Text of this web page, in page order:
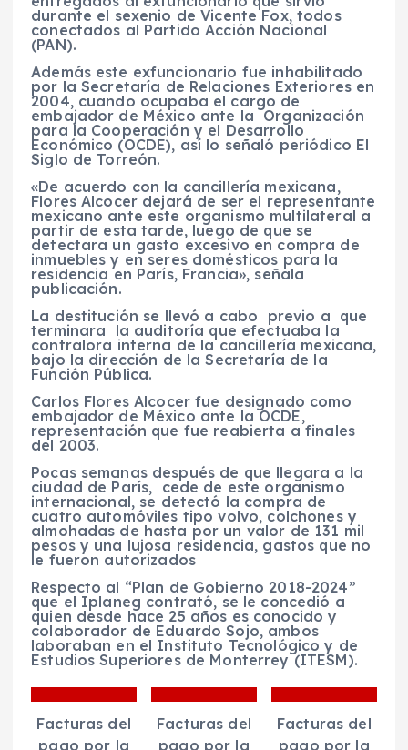
durante el sexenio de Vicente Fox, todos
conectados al Partido Acción Nacional
(PAN).
Además este exfuncionario fue inhabilitado
por la Secretaría de Relaciones Exteriores en
2004, cuando ocupaba el cargo de
embajador de México ante la Organización
para la Cooperación y el Desarrollo
Económico (OCDE), así lo señaló periódico El
Siglo de Torreón.
«De acuerdo con la cancillería mexicana,
Flores Alcocer dejará de ser el representante
mexicano ante este organismo multilateral a
partir de esta tarde, luego de que se
detectara un gasto excesivo en compra de
inmuebles y en seres domésticos para la
residencia en París, Francia», señala
publicación.
La destitución se llevó a cabo previo a que
terminara la auditoría que efectuaba la
contralora interna de la cancillería mexicana,
bajo la dirección de la Secretaría de la
Función Pública.
Carlos Flores Alcocer fue designado como
embajador de México ante la OCDE,
representación que fue reabierta a finales
del 2003.
Pocas semanas después de que llegara a la
ciudad de París, cede de este organismo
internacional, se detectó la compra de
cuatro automóviles tipo volvo, colchones y
almohadas de hasta por un valor de 131 mil
pesos y una lujosa residencia, gastos que no
le fueron autorizados
Respecto al “Plan de Gobierno 2018-2024”
que el Iplaneg contrató, se le concedió a
quien desde hace 25 años es conocido y
colaborador de Eduardo Sojo, ambos
laboraban en el Instituto Tecnológico y de
Estudios Superiores de Monterrey (ITESM).
Facturas del
pago por la
Facturas del
pago por la
Facturas del
pago por la